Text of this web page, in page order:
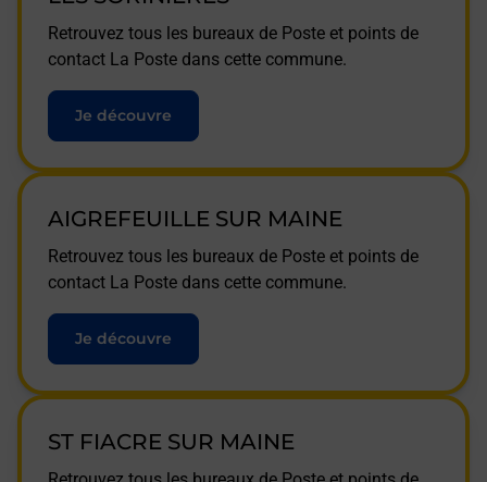
Retrouvez tous les bureaux de Poste et points de
contact La Poste dans cette commune.
Je découvre
AIGREFEUILLE SUR MAINE
Retrouvez tous les bureaux de Poste et points de
contact La Poste dans cette commune.
Je découvre
ST FIACRE SUR MAINE